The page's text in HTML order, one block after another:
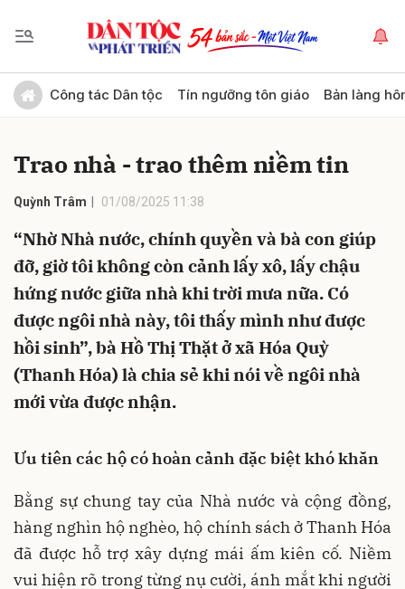
Công tác Dân tộc Tín ngưỡng tôn giáo Bản làng
Trao nhà - trao thêm niềm tin
Quỳnh Trâm 01/08/2025 11:38
“Nhờ Nhà nước, chính quyền và bà con giúp
đỡ, giờ tôi không còn cảnh lấy xô, lấy chậu
hứng nước giữa nhà khi trời mưa nữa. Có
được ngôi nhà này, tôi thấy mình như được
hồi sinh”, bà Hồ Thị Thặt ở xã Hóa Quỳ
(Thanh Hóa) là chia sẻ khi nói về ngôi nhà
mới vừa được nhận.
Ưu tiên các hộ có hoàn cảnh đặc biệt khó khăn
Bằng sự chung tay của Nhà nước và cộng đồng,
hàng nghìn hộ nghèo, hộ chính sách ở Thanh Hóa
đã được hỗ trợ xây dựng mái ấm kiên cố. Niềm
vui hiện rõ trong từng nụ cười, ánh mắt khi người
Gửi bình luận
Hủy Gửi